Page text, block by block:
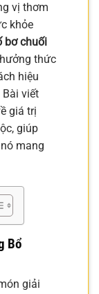
vị thơm
khỏe
bơ chuối
thức
hiệu
viết
giá trị
giúp
mang
Bổ
giải